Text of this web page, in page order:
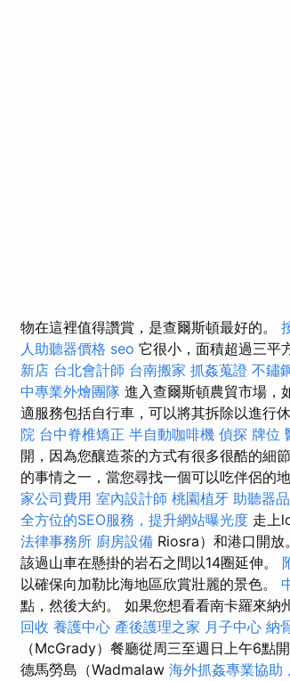
物在這裡值得讚賞，是查爾斯頓最好的。
人助聽器價格 seo 它很小，面積超過三平
新店 台北會計師 台南搬家 抓姦蒐證 不鏽
中專業外燴團隊 進入查爾斯頓農貿市場，
適服務包括自行車，可以將其拆除以進行
院 台中脊椎矯正 半自動咖啡機 偵探 牌位
開，因為您釀造茶的方式有很多很酷的細節
的事情之一，當您尋找一個可以吃伴侶的
家公司費用 室內設計師 桃園植牙 助聽器
全方位的SEO服務，提升網站曝光度 走上
法律事務所 廚房設備 Riosra）和港口開放
該過山車在懸掛的岩石之間以14圈延伸。
以確保向加勒比海地區欣賞壯麗的景色。
點，然後大約。 如果您想看看南卡羅來納
回收 養護中心 產後護理之家 月子中心 納
（McGrady）餐廳從周三至週日上午6點開
德馬勞島（Wadmalaw 海外抓姦專業協助